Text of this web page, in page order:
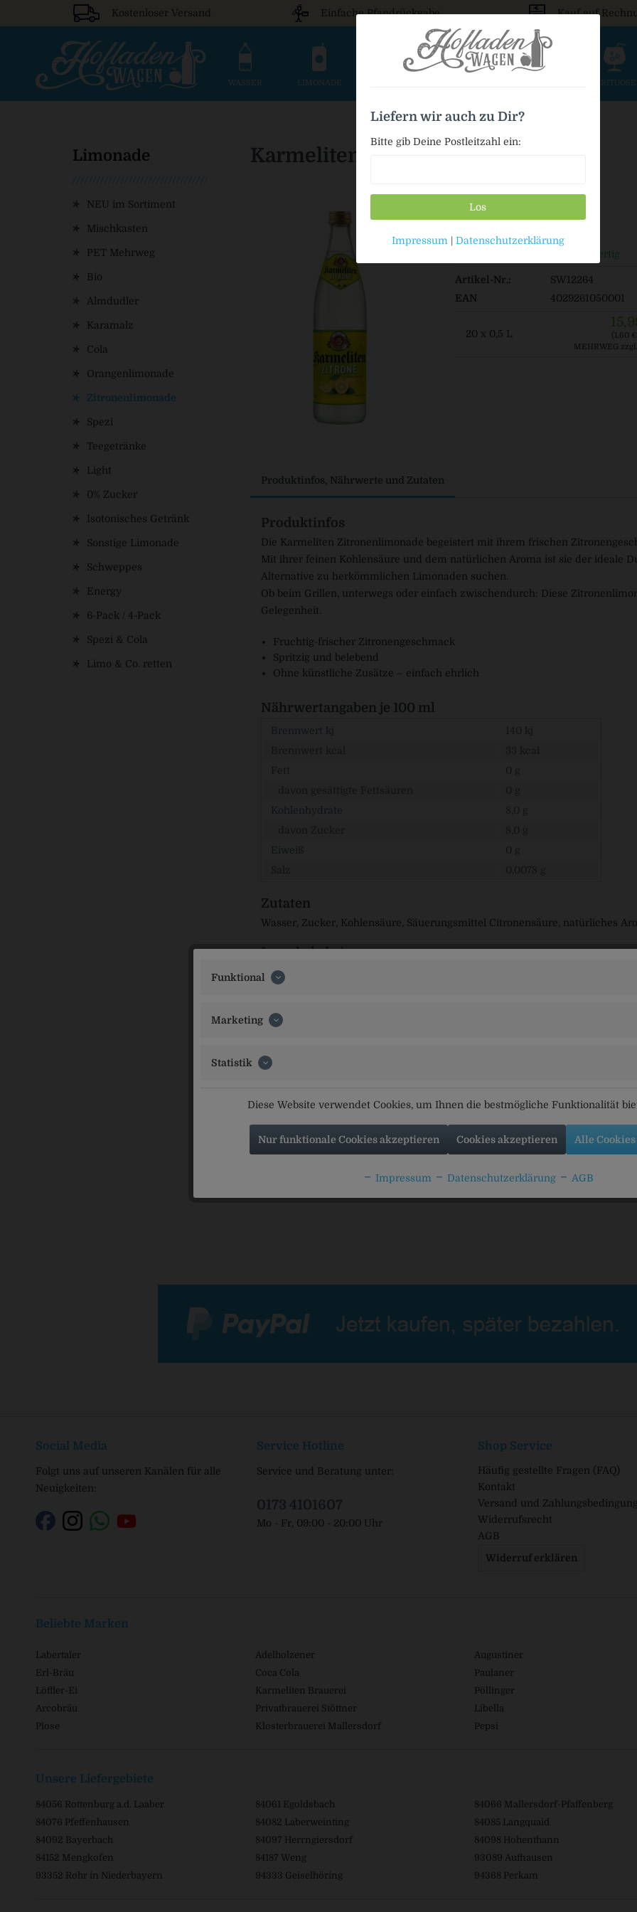
Kostenloser Versand Einfache Pfandrückgabe Kauf auf
WASSER LIMONADE
Limonade
NEU im Sortiment
Mischkasten
PET Mehrweg
Bio
Almdudler
Karamalz
Cola
Orangenlimonade
Zitronenlimonade
Spezi
Teegetränke
Light
0% Zucker
Isotonisches Getränk
Sonstige Limonade
Schweppes
Energy
6-Pack / 4-Pack
Spezi & Cola
Limo & Co. retten
Karmeliten Zitronenlimonade
15,99 € *
Auf Lager / Sofort versandfertig
Artikel-Nr.:
SW12264
EAN
4029261050001
20 x 0,5 L
(1,60
MEHRWEG
Produktinfos, Nährwerte und Zutaten
Produktinfos
Die Karmeliten Zitronenlimonade begeistert mit ihrem frischen
Mit ihrer feinen Kohlensäure und dem natürlichen Aroma ist sie der ideale
Alternative zu herkömmlichen Limonaden suchen.
Ob beim Grillen, unterwegs oder einfach zwischendurch: Diese
Gelegenheit.
Fruchtig-frischer Zitronengeschmack
Spritzig und belebend
Ohne künstliche Zusätze – einfach ehrlich
Nährwertangaben je 100 ml
Brennwert kj
140 kj
Fett
0 g
Kohlenhydrate
8,0 g
Eiweiß
0 g
Zutaten
Wasser, Zucker, Kohlensäure, Säuerungsmittel Citronensäure, natürliches
Inverkehrbringer
Karmeliten Brauerei Karl Sturm GmbH & Co. KG, Senefelder Straße 21, 94315
Ähnliche Artikel
Social Media
Folgt uns auf unseren Kanälen für alle
Neuigkeiten:
Service Hotline
Service und Beratung unter:
0173 4101607
Mo - Fr, 09:00 - 20:00 Uhr
Shop Service
Häufig gestellte Fragen (FAQ)
Kontakt
Versand und
Widerrufsrecht
AGB
Widerruf erklären
Beliebte Marken
Labertaler Adelholzener
Augustiner
Erl-Bräu
Coca Cola
Paulaner
Löffler-Ei
Karmeliten Brauerei
Pöllinger
Arcobräu
Privatbrauerei Stöttner
Libella
Plose
Klosterbrauerei Mallersdorf Pepsi
Unsere Liefergebiete
84056 Rottenburg a.d. Laaber 84061 Egoldsbach
84066 Mallersdorf-Pfaffenberg
84076 Pfeffenhausen
84082 Laberweinting
84085 Langquaid
84092 Bayerbach
84097 Herrngiersdorf
84098 Hohenthann
84152 Mengkofen
84187 Weng
93089 Aufhausen
93352 Rohr in Niederbayern
94333 Geiselhöring 94368 Perkam
Funktional
Marketing
Statistik
Diese Website verwendet Cookies, um Ihnen die bestmögliche Funktionalität
Nur funktionale Cookies akzeptieren Cookies akzeptieren Alle
Impressum Datenschutzerklärung AGB
Liefern wir auch zu Dir?
Bitte gib Deine Postleitzahl ein:
Los
Impressum | Datenschutzerklärung